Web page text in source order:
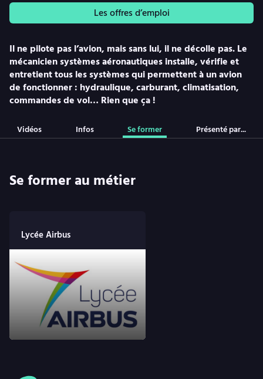
Les offres d’emploi
Il ne pilote pas l’avion, mais sans lui, il ne décolle pas. Le
mécanicien systèmes aéronautiques installe, vérifie et
entretient tous les systèmes qui permettent à un avion
de fonctionner : hydraulique, carburant, climatisation,
commandes de vol… Rien que ça !
Vidéos Infos Se former Présenté par...
Se former au métier
Lycée Airbus